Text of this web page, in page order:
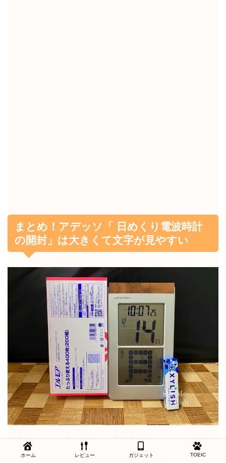
まとめ！アデッソ「 日めくり電波時計
の開封」は大きくて文字が見やすい
以上、アデッソ「日めくり電波時計」をご紹介しました。
ホーム レビュー ガジェット TOEIC